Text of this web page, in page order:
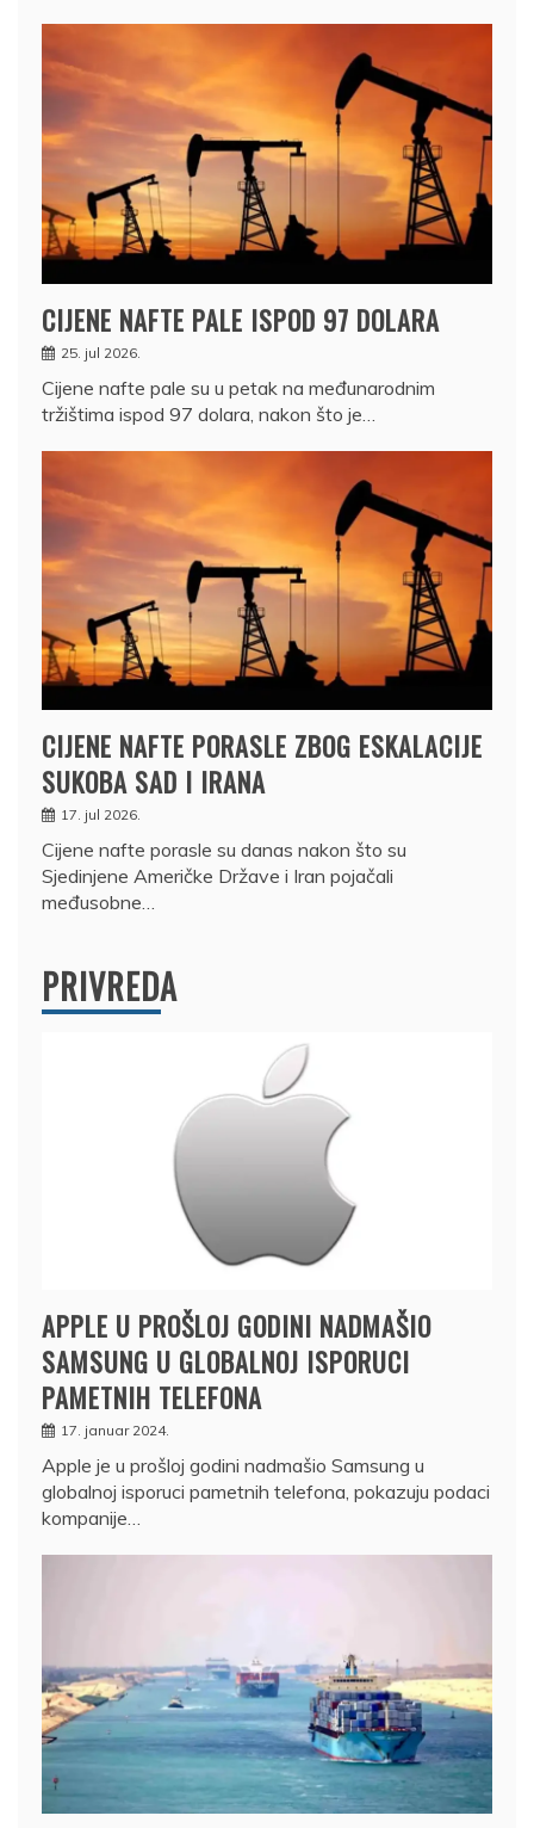
CIJENE NAFTE PALE ISPOD 97 DOLARA
25. jul 2026.
Cijene nafte pale su u petak na međunarodnim
tržištima ispod 97 dolara, nakon što je…
CIJENE NAFTE PORASLE ZBOG ESKALACIJE
SUKOBA SAD I IRANA
17. jul 2026.
Cijene nafte porasle su danas nakon što su
Sjedinjene Američke Države i Iran pojačali
međusobne…
PRIVREDA
APPLE U PROŠLOJ GODINI NADMAŠIO
SAMSUNG U GLOBALNOJ ISPORUCI
PAMETNIH TELEFONA
17. januar 2024.
Apple je u prošloj godini nadmašio Samsung u
globalnoj isporuci pametnih telefona, pokazuju podaci
kompanije…